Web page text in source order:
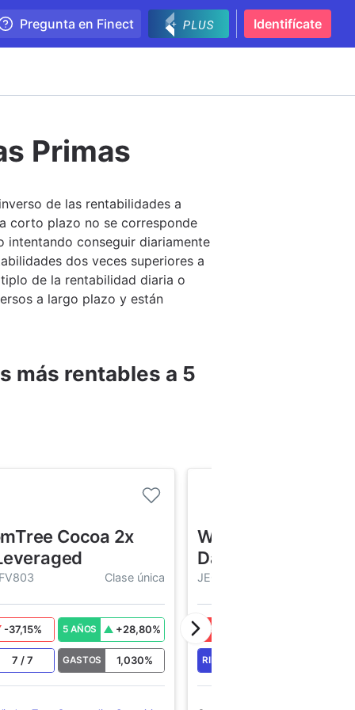
Pregunta en Finect Identifícate
Primas
de las rentabilidades a
corto plazo no se corresponde
intentando conseguir diariamente
dos veces superiores a
de la rentabilidad diaria o
a largo plazo y están
más rentables a 5
Cocoa 2x
Clase única
-37,15% 5 AÑOS +28,80%
7 /7 GASTOS 1,030%
WisdomTree Gold
Daily Leveraged
JE00B2NFTL95
2026
RIESGO